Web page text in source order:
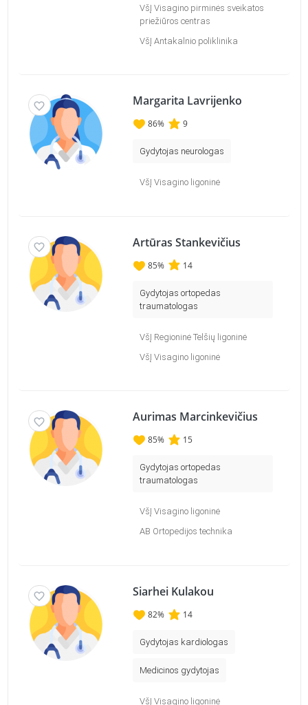
VšĮ Visagino pirminės sveikatos
priežiūros centras
VšĮ Antakalnio poliklinika
Margarita Lavrijenko
86% 9
Gydytojas neurologas
VšĮ Visagino ligoninė
Artūras Stankevičius
85% 14
Gydytojas ortopedas
traumatologas
VšĮ Regioninė Telšių ligoninė
VšĮ Visagino ligoninė
Aurimas Marcinkevičius
85% 15
Gydytojas ortopedas
traumatologas
VšĮ Visagino ligoninė
AB Ortopedijos technika
Siarhei Kulakou
82% 14
Gydytojas kardiologas
Medicinos gydytojas
VšĮ Visagino ligoninė